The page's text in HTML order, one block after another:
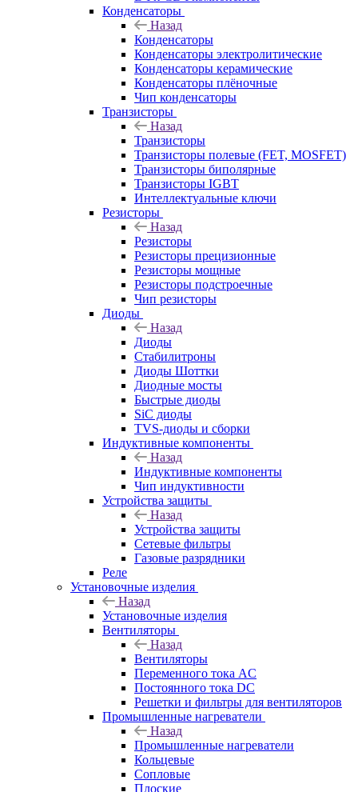
Конденсаторы
Назад
Конденсаторы
Конденсаторы электролитические
Конденсаторы керамические
Конденсаторы плёночные
Чип конденсаторы
Транзисторы
Назад
Транзисторы
Транзисторы полевые (FET, MOSFET)
Транзисторы биполярные
Транзисторы IGBT
Интеллектуальные ключи
Резисторы
Назад
Резисторы
Резисторы прецизионные
Резисторы мощные
Резисторы подстроечные
Чип резисторы
Диоды
Назад
Диоды
Стабилитроны
Диоды Шоттки
Диодные мосты
Быстрые диоды
SiC диоды
TVS-диоды и сборки
Индуктивные компоненты
Назад
Индуктивные компоненты
Чип индуктивности
Устройства защиты
Назад
Устройства защиты
Сетевые фильтры
Газовые разрядники
Реле
Установочные изделия
Назад
Установочные изделия
Вентиляторы
Назад
Вентиляторы
Переменного тока AC
Постоянного тока DC
Решетки и фильтры для вентиляторов
Промышленные нагреватели
Назад
Промышленные нагреватели
Кольцевые
Сопловые
Плоские